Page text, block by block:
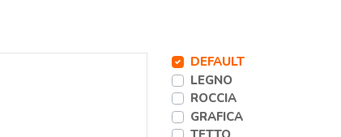
DEFAULT
LEGNO
ROCCIA
GRAFICA